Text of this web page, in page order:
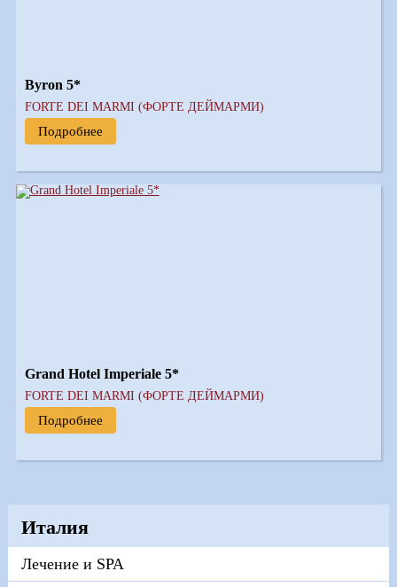
Byron 5*
FORTE DEI MARMI (ФОРТЕ ДЕЙМАРМИ)
Подробнее
Grand Hotel Imperiale 5*
FORTE DEI MARMI (ФОРТЕ ДЕЙМАРМИ)
Подробнее
Италия
Лечение и SPA